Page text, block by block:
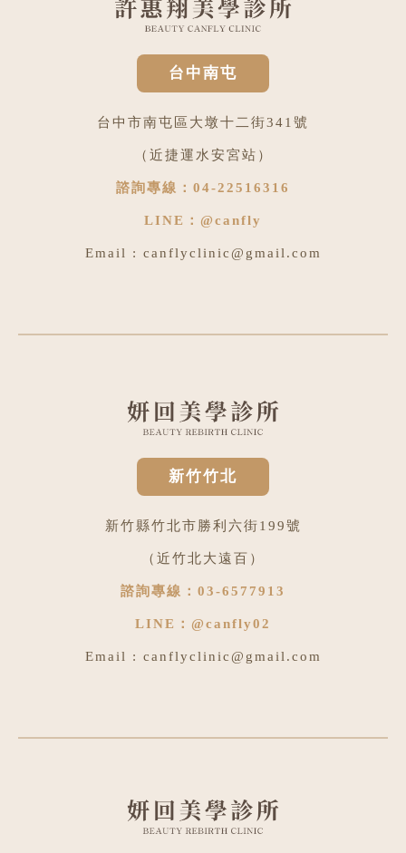
台中南屯
台中市南屯區大墩十二街341號
（近捷運水安宮站）
諮詢專線： 04-22516316
LINE： @canfly
Email : canflyclinic@gmail.com
新竹竹北
新竹縣竹北市勝利六街199號
（近竹北大遠百）
諮詢專線： 03-6577913
LINE： @canfly02
Email : canflyclinic@gmail.com